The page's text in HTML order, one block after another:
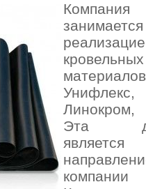
занимается
Унифлекс,
Линокром,
Эта
компании